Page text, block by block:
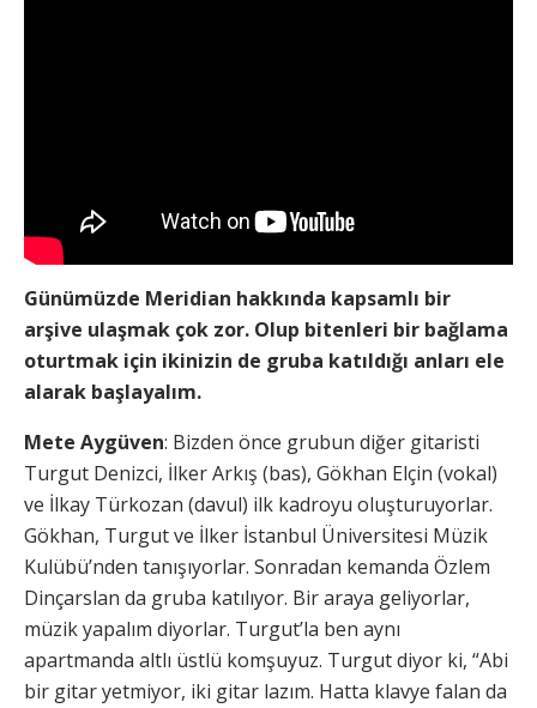
Günümüzde Meridian hakkında kapsamlı bir
arşive ulaşmak çok zor. Olup bitenleri bir bağlama
oturtmak için ikinizin de gruba katıldığı anları ele
alarak başlayalım.
Mete Aygüven: Bizden önce grubun diğer gitaristi
Turgut Denizci, İlker Arkış (bas), Gökhan Elçin (vokal)
ve İlkay Türkozan (davul) ilk kadroyu oluşturuyorlar.
Gökhan, Turgut ve İlker İstanbul Üniversitesi Müzik
Kulübü’nden tanışıyorlar. Sonradan kemanda Özlem
Dinçarslan da gruba katılıyor. Bir araya geliyorlar,
müzik yapalım diyorlar. Turgut’la ben aynı
apartmanda altlı üstlü komşuyuz. Turgut diyor ki, “Abi
bir gitar yetmiyor, iki gitar lazım. Hatta klavye falan da